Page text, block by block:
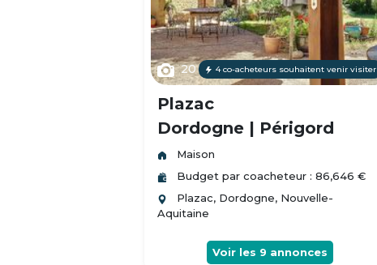
20 4 co-acheteurs souhaitent venir visiter
Plazac
Dordogne | Périgord
Maison
Budget par coacheteur : 86,646 €
Plazac, Dordogne, Nouvelle-
Aquitaine
Voir les 9 annonces